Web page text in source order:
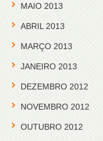
MAIO 2013
ABRIL 2013
MARÇO 2013
JANEIRO 2013
DEZEMBRO 2012
NOVEMBRO 2012
OUTUBRO 2012